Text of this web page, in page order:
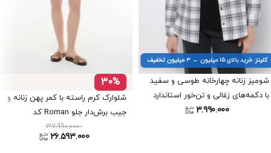
کلینز: خرید بالای ۱۵ میلیون ← ۳ میلیون تخفیف
شومیز زنانه چهارخانه طوسی و سفید
با دکمه‌های زغالی و تن‌خور استاندارد
برند کلینز کد CL10712173.990.000
30%
شلوارک کرم راسته با کمر پهن زنانه و
جیب برش‌دار جلو Roman کد
37.990.000
26.593.000